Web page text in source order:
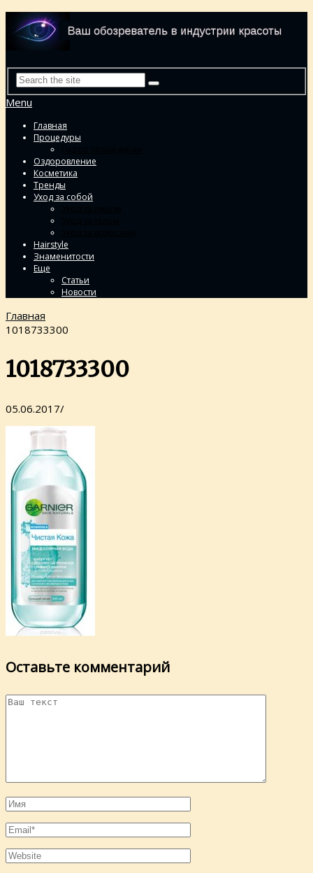
Menu
Главная
Процедуры
Оздоровление
Косметика
Тренды
Уход за собой
Hairstyle
Знаменитости
Еще
Статьи
Новости
Главная
1018733300
1018733300
05.06.2017/
Оставьте комментарий